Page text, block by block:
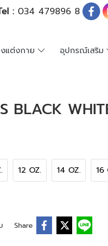
:034 479896 8
งแต่งกาย อุปกรณ์เสริม
BLACK
12 OZ. 14 OZ. 16
Share